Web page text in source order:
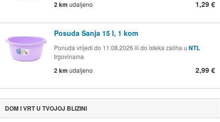
2 km udaljeno 1,29 €
Posuda Sanja 15 l, 1 kom
Ponuda vrijedi do 11.08.2026 ili do isteka zaliha u NTL
trgovinama
2 km udaljeno 2,99 €
DOM I VRT U TVOJOJ BLIZINI